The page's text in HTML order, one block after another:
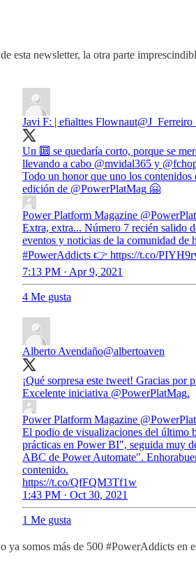
esta newsletter, la otra parte
Javi F: | efialttes Flownaut
Un 🔟 se quedaría corto, porque se
llevando a cabo @mvidal365 y
Todo un honor que uno los contenidos
edición de @PowerPlatMag 🤗
Power Platform Magazine
Extra, extra... Número 7 recién salido
eventos y noticias de la comunidad de
#PowerAddicts 👉 https://t.co/
7:13 PM · Apr 9, 2021
4 Me gusta
Alberto Avendaño@albertoaven
¡Qué sorpresa este tweet! Gracias por
Excelente iniciativa @PowerPlatMag.
Power Platform Magazine
El podio de visualizaciones del último
prácticas en Power BI", seguida muy
ABC de Power Automate".
contenido.
https://t.co/QfFQM3Tf1w
1:43 PM · Oct 30, 2021
1 Me gusta
ya somos más de 500 #PowerAddicts en